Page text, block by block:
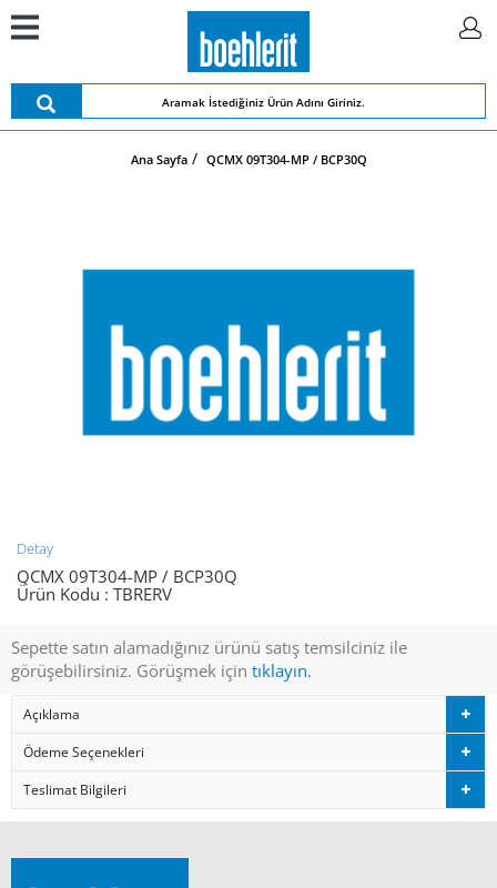
Ana Sayfa QCMX 09T304-MP / BCP30Q
Detay
QCMX 09T304-MP / BCP30Q
Ürün Kodu : TBRERV
Sepette satın alamadığınız ürünü satış temsilciniz ile
görüşebilirsiniz. Görüşmek için tıklayın.
Açıklama
Ödeme Seçenekleri
Teslimat Bilgileri